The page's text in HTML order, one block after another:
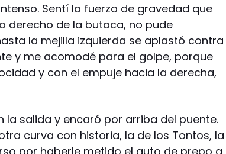
Sentí la fuerza de gravedad que
derecho de la butaca, no pude
la mejilla izquierda se aplastó contra
y me acomodé para el golpe, porque
y con el empuje hacia la derecha,
la salida y encaró por arriba del puente.
curva con historia, la de los Tontos, la
por haberle metido el auto de prepo a